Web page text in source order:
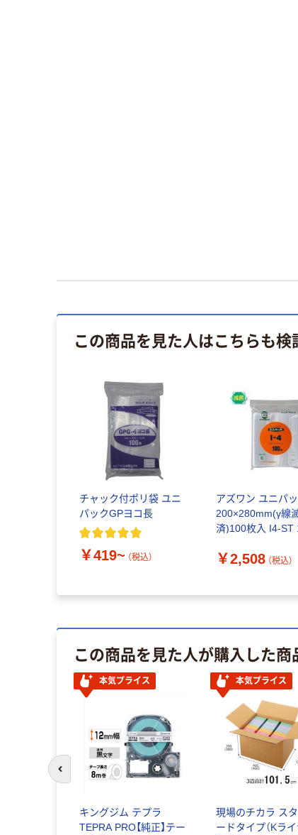
この商品を見た人はこちらも
チャック付ポリ袋 ユニ
パックGPヨコ長
￥419~ （税込）
アズワン ユニパ
200×280mm(γ線
済)100枚入 I4-ST
品）
￥2,508 （税込）
この商品を見た人が購入した商
本気プライス
キングジム テプラ
TEPRA PRO【純正】テー
本気プライス
現場のチカラ ス
ードタイプ（Kライ
前のスライドへ